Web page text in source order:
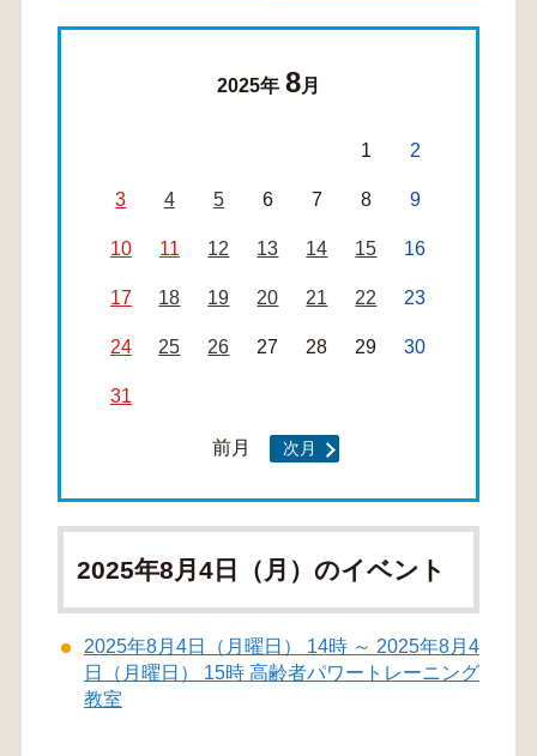
2025年 8月
1 2
3 4 5 6 7 8 9
10 11 12 13 14 15 16
17 18 19 20 21 22 23
24 25 26 27 28 29 30
31
前月 次月
2025年8月4日（月）のイベント
2025年8月4日（月曜日） 14時 ～ 2025年8月4
日（月曜日） 15時 高齢者パワートレーニング
教室